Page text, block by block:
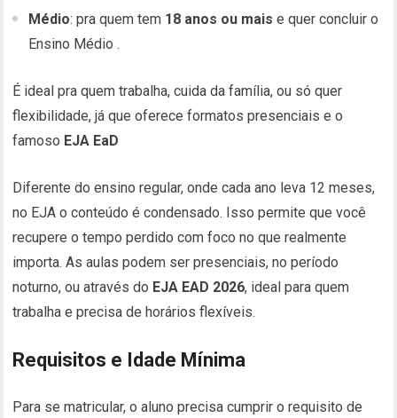
Médio: pra quem tem 18 anos ou mais e quer concluir o
Ensino Médio .
É ideal pra quem trabalha, cuida da família, ou só quer
flexibilidade, já que oferece formatos presenciais e o
famoso EJA EaD
Diferente do ensino regular, onde cada ano leva 12 meses,
no EJA o conteúdo é condensado. Isso permite que você
recupere o tempo perdido com foco no que realmente
importa. As aulas podem ser presenciais, no período
noturno, ou através do EJA EAD 2026, ideal para quem
trabalha e precisa de horários flexíveis.
Requisitos e Idade Mínima
Para se matricular, o aluno precisa cumprir o requisito de